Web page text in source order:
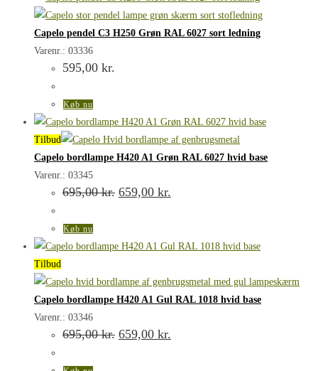
Capelo pendel C3 H250 Grøn RAL 6027 sort ledning
Varenr.: 03336
595,00 kr.
Køb nu
Tilbud
Capelo bordlampe H420 A1 Grøn RAL 6027 hvid base
Varenr.: 03345
695,00kr. Den
oprindelige
695,00 kr..
659,00 kr.
aktuelle
659,00 kr..
Køb nu
Tilbud
Capelo bordlampe H420 A1 Gul RAL 1018 hvid base
Varenr.: 03346
695,00kr. Den
oprindelige
659,00 kr.
aktuelle